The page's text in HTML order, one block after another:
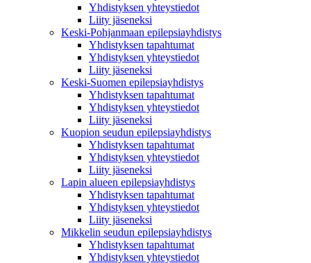
Yhdistyksen yhteystiedot
Liity jäseneksi
Keski-Pohjanmaan epilepsiayhdistys
Yhdistyksen tapahtumat
Yhdistyksen yhteystiedot
Liity jäseneksi
Keski-Suomen epilepsiayhdistys
Yhdistyksen tapahtumat
Yhdistyksen yhteystiedot
Liity jäseneksi
Kuopion seudun epilepsiayhdistys
Yhdistyksen tapahtumat
Yhdistyksen yhteystiedot
Liity jäseneksi
Lapin alueen epilepsiayhdistys
Yhdistyksen tapahtumat
Yhdistyksen yhteystiedot
Liity jäseneksi
Mikkelin seudun epilepsiayhdistys
Yhdistyksen tapahtumat
Yhdistyksen yhteystiedot